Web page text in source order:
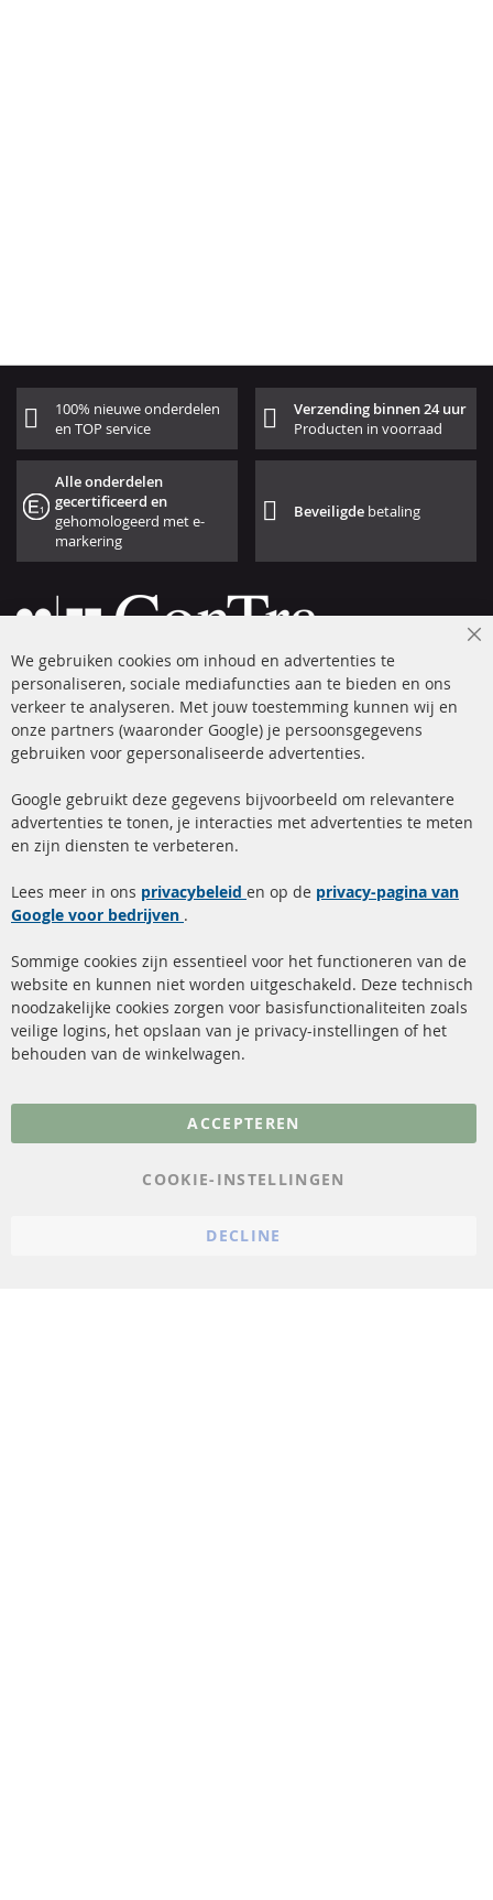
100% nieuwe onderdelen
en TOP service
Verzending binnen 24 uur
Producten in voorraad
Alle onderdelen
gecertificeerd en
gehomologeerd met e-
markering
Beveiligde betaling
+49 (0) 4533 799 00 0
ma-do: 09-17 u, vr Fr 09-16 u
info@contra-automotive.de
facebook
instagram
Snelle links
Roetfilter reiniging
Katalysator (KAT)
sensoren
FAQ
Kundenservice
Verzendingskosten
Contact
Annuleer contract
Gegevensbescherming
We gebruiken cookies om inhoud en advertenties te
personaliseren, sociale mediafuncties aan te bieden en ons
verkeer te analyseren. Met jouw toestemming kunnen wij en
onze partners (waaronder Google) je persoonsgegevens
gebruiken voor gepersonaliseerde advertenties.
Google gebruikt deze gegevens bijvoorbeeld om relevantere
advertenties te tonen, je interacties met advertenties te meten
en zijn diensten te verbeteren.
Lees meer in ons privacybeleid en op de privacy-pagina van
Google voor bedrijven .
Sommige cookies zijn essentieel voor het functioneren van de
website en kunnen niet worden uitgeschakeld. Deze technisch
noodzakelijke cookies zorgen voor basisfunctionaliteiten zoals
veilige logins, het opslaan van je privacy-instellingen of het
behouden van de winkelwagen.
ACCEPTEREN
COOKIE-INSTELLINGEN
DECLINE